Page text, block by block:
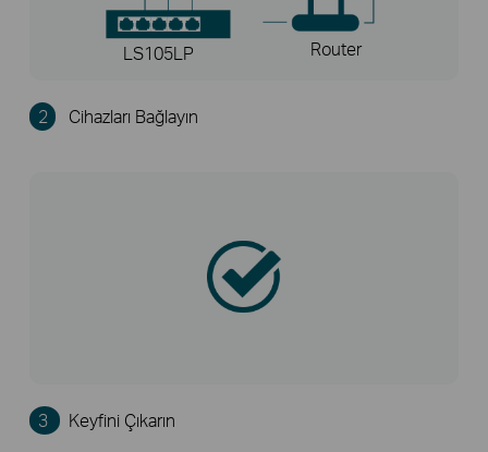
LS105LP Router
2 Cihazları Bağlayın
3 Keyfini Çıkarın